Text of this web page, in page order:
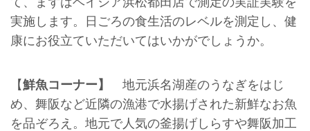
実施します。日ごろの食生活のレベルを測定し、健
康にお役立ていただいてはいかがでしょうか。
【鮮魚コーナー】 地元浜名湖産のうなぎをはじ
め、舞阪など近隣の漁港で水揚げされた新鮮なお魚
を品ぞろえ。地元で人気の釜揚げしらすや舞阪加工